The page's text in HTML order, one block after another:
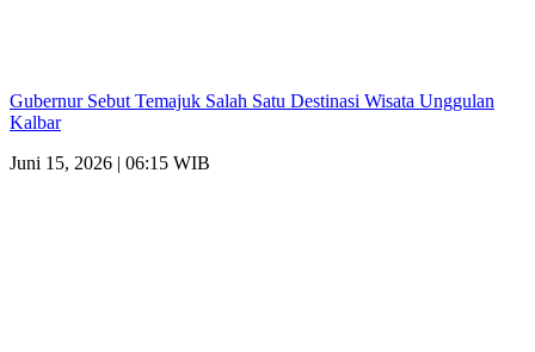
Gubernur Sebut Temajuk Salah Satu Destinasi Wisata Unggulan
Kalbar
Juni 15, 2026 | 06:15 WIB